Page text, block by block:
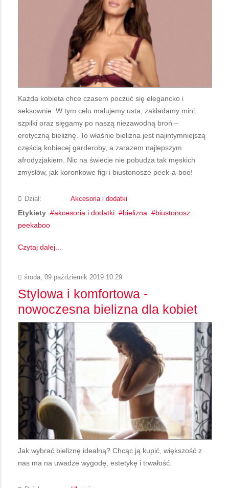
Każda kobieta chce czasem poczuć się elegancko i
seksownie. W tym celu malujemy usta, zakładamy mini,
szpilki oraz sięgamy po naszą niezawodną broń –
erotyczną bieliznę. To właśnie bielizna jest najintymniejszą
częścią kobiecej garderoby, a zarazem najlepszym
afrodyzjakiem. Nic na świecie nie pobudza tak męskich
zmysłów, jak koronkowe figi i biustonosze peek-a-boo!
Dział: Akcesoria i dodatki
Etykiety akcesoria i dodatki bielizna
biustonosz
peekaboo
Czytaj dalej...
środa, 09 październik 2019 10:29
Stylowa i komfortowa -
nowoczesna bielizna dla kobiet
Jak wybrać bieliznę idealną? Chcąc ją kupić, większość z
nas ma na uwadze wygodę, estetykę i trwałość.